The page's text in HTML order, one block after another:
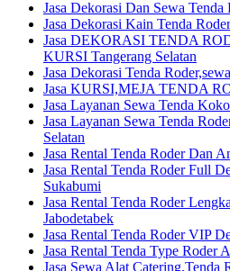
Jasa Dekorasi Dan Sewa Tenda
Jasa Dekorasi Kain Tenda
Jasa DEKORASI TENDA
KURSI Tangerang Selatan
Jasa Dekorasi Tenda
Jasa KURSI,MEJA TENDA
Jasa Layanan Sewa Tenda
Jasa Layanan Sewa Tenda
Selatan
Jasa Rental Tenda Roder Dan
Jasa Rental Tenda Roder Full
Sukabumi
Jasa Rental Tenda Roder
Jabodetabek
Jasa Rental Tenda Roder VIP
Jasa Rental Tenda Type Roder
Jasa Sewa Alat Catering,Tenda